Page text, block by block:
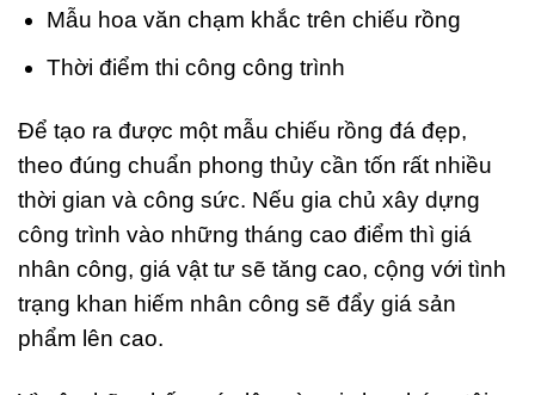
Mẫu hoa văn chạm khắc trên chiếu rồng
Thời điểm thi công công trình
Để tạo ra được một mẫu chiếu rồng đá đẹp,
theo đúng chuẩn phong thủy cần tốn rất nhiều
thời gian và công sức. Nếu gia chủ xây dựng
công trình vào những tháng cao điểm thì giá
nhân công, giá vật tư sẽ tăng cao, cộng với tình
trạng khan hiếm nhân công sẽ đẩy giá sản
phẩm lên cao.